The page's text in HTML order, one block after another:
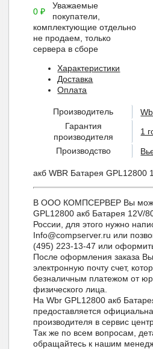
0₽
Уважаемые
покупатели,
комплектующие отдельно
не продаем, только
сервера в сборе
Характеристики
Доставка
Оплата
Производитель
Гарантия
производителя
1
Производство
акб WBR Батарея GPL12800
В ООО КОМПСЕРВЕР Вы
GPL12800 акб Батарея 12V/
России, для этого нужно
Info@compserver.ru или
(495) 223-13-47 или оформить
После оформления заказа
электронную почту счет,
безналичным платежом от
физического лица.
На Wbr GPL12800 акб
предоставляется
производителя в сервис
Так же по всем вопросам,
обращайтесь к нашим